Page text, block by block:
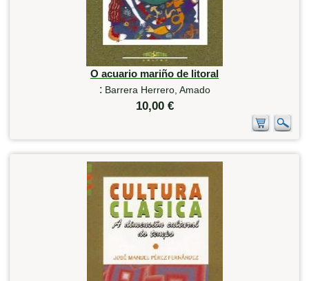
O acuario mariño de litoral
: Barrera Herrero, Amado
10,00 €